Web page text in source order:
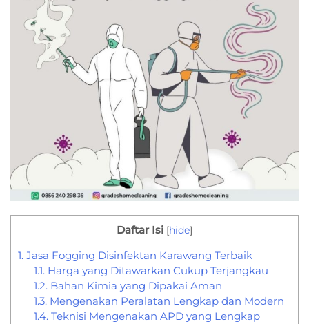
Daftar Isi [hide]
1. Jasa Fogging Disinfektan Karawang Terbaik
1.1.Harga yang Ditawarkan Cukup Terjangkau
1.2.Bahan Kimia yang Dipakai Aman
1.3.Mengenakan Peralatan Lengkap dan Modern
1.4.Teknisi Mengenakan APD yang Lengkap